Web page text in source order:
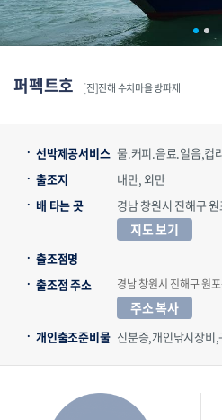
퍼펙트호 [진]진해 수치마을 방파제
선박제공서비스 물.커피.음료.얼음,컵
출조지
내만, 외만
배 타는 곳
경남 창원시 진해구
지도 보기
출조점명
출조점 주소
경남 창원시 진해구 원
주소 복사
개인출조준비물 신분증,개인낚시장비